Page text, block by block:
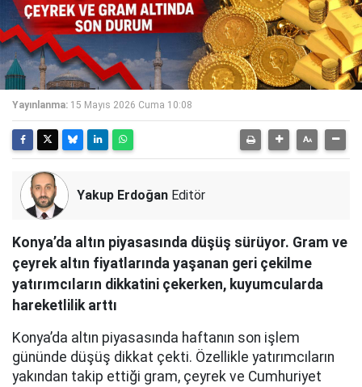
Yayınlanma: 15 Mayıs 2026 Cuma 10:08
Yakup Erdoğan Editör
Konya’da altın piyasasında düşüş sürüyor. Gram ve
çeyrek altın fiyatlarında yaşanan geri çekilme
yatırımcıların dikkatini çekerken, kuyumcularda
hareketlilik arttı
Konya’da altın piyasasında haftanın son işlem
gününde düşüş dikkat çekti. Özellikle yatırımcıların
yakından takip ettiği gram, çeyrek ve Cumhuriyet